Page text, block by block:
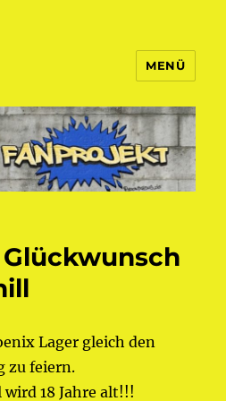
MENÜ
Lager gleich den
zu feiern.
18 Jahre alt!!!